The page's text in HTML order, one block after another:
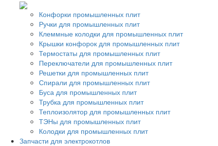
Конфорки промышленных плит
Ручки для промышленных плит
Клеммные колодки для промышленных плит
Крышки конфорок для промышленных плит
Термостаты для промышленных плит
Переключатели для промышленных плит
Решетки для промышленных плит
Спирали для промышленных плит
Буса для промышленных плит
Трубка для промышленных плит
Теплоизолятор для промышленных плит
ТЭНы для промышленных плит
Колодки для промышленных плит
Запчасти для электрокотлов